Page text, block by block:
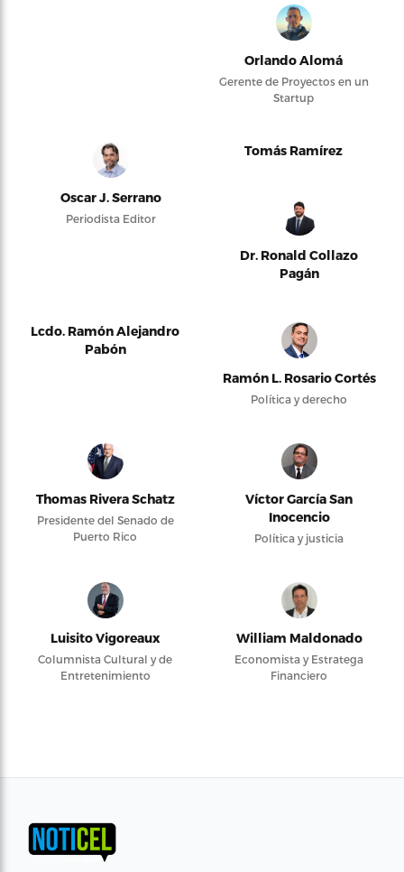
Orlando Alomá
Gerente de Proyectos en un
Startup
Oscar J. Serrano
Periodista Editor
Tomás Ramírez
Dr. Ronald Collazo
Pagán
Lcdo. Ramón Alejandro
Pabón
Ramón L. Rosario Cortés
Política y derecho
Thomas Rivera Schatz
Presidente del Senado de
Puerto Rico
Víctor García San
Inocencio
Política y justicia
Luisito Vigoreaux
Columnista Cultural y de
Entretenimiento
William Maldonado
Economista y Estratega
Financiero